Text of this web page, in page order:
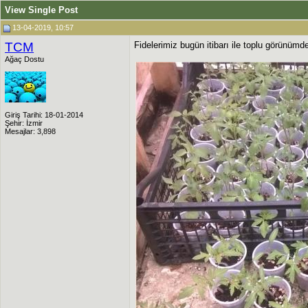
View Single Post
13-04-2019, 10:57
TCM
Ağaç Dostu
Giriş Tarihi: 18-01-2014
Şehir: İzmir
Mesajlar: 3,898
Fidelerimiz bugün itibarı ile toplu